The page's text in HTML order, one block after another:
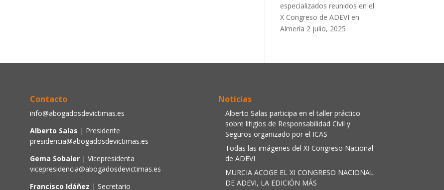
especializados reunidos en el
X Congreso de ADEVI en
Almería 2 julio, 2025
Contacto
info@abogadosdevictimas.es
Alberto Salas | Presidente
presidencia@abogadosdevictimas.es
Gema Sobaler | Vicepresidenta
vicepresidencia@abogadosdevictimas.es
Francisco Idáñez | Secretario
Noticias
Alberto Salas participa en el taller práctico
sobre litigios de Responsabilidad Civil y
Seguros organizado por el ICAS
Todas las imágenes del XI Congreso Nacional
de ADEVI
MURCIA ACOGE EL XI CONGRESO NACIONAL
DE ADEVI, LA EDICIÓN MÁS